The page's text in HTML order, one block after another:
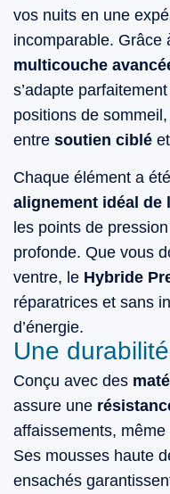
vos nuits en une
incomparable. Grâce
multicouche
s’adapte
positions de
entre soutien ciblé et
Chaque élément a
alignement idéal de
les points de
profonde. Que vous
ventre, le Hybride
réparatrices et sans
d’énergie.
Une
Conçu avec des
assure une
affaissements, même
Ses mousses haute
ensachés